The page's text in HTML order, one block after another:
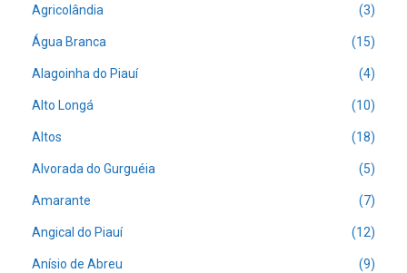
Agricolândia (3)
Água Branca (15)
Alagoinha do Piauí (4)
Alto Longá (10)
Altos (18)
Alvorada do Gurguéia (5)
Amarante (7)
Angical do Piauí (12)
Anísio de Abreu (9)